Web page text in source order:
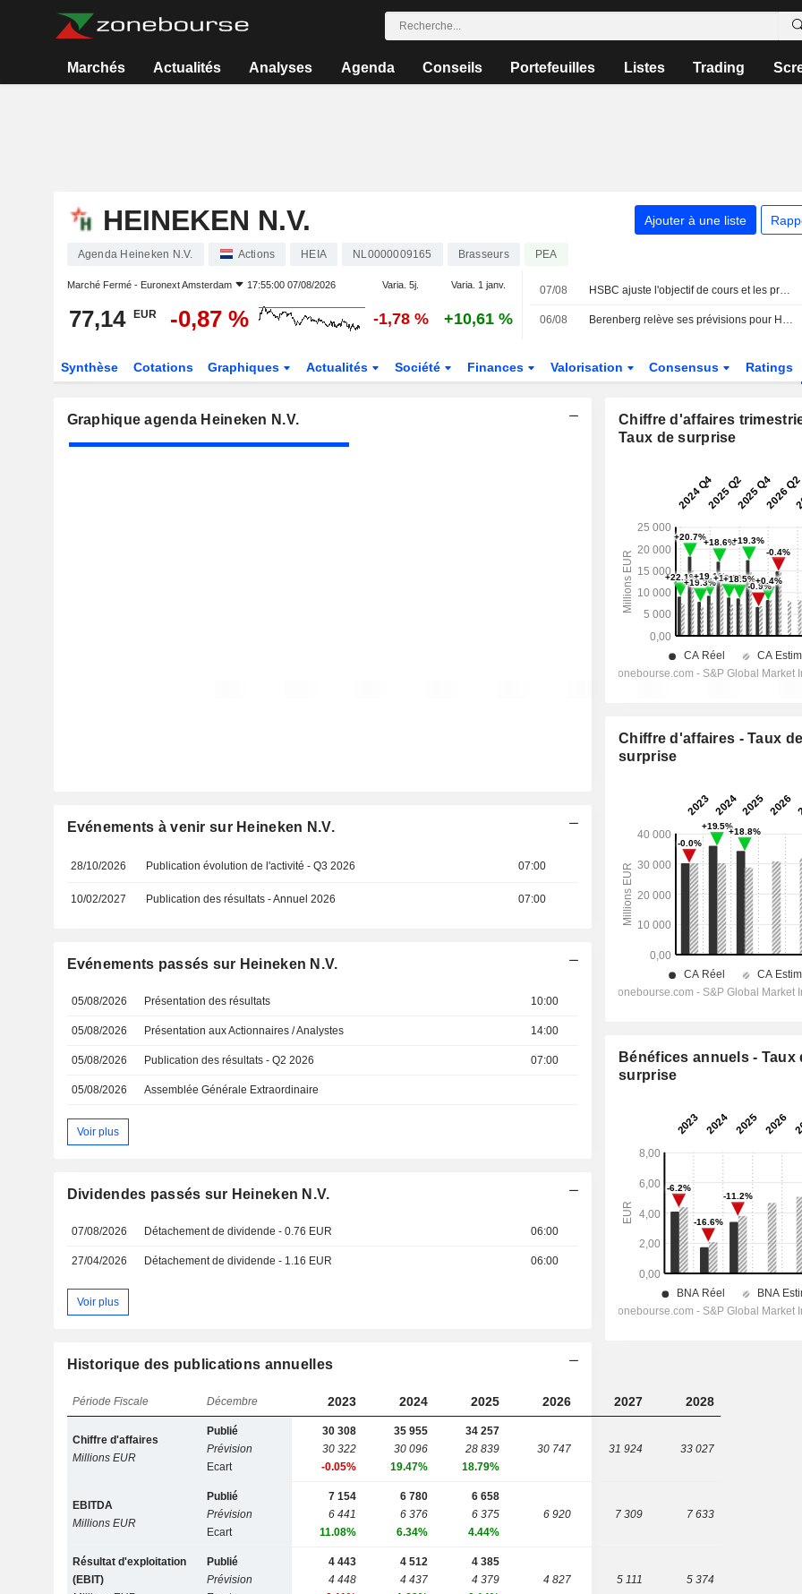
Marchés Actualités Analyses Agenda Conseils Portefeuilles Listes Trading
HEINEKEN N.V. Ajouter à une liste
Agenda Heineken N.V. Actions HEIA NL0000009165 Brasseurs PEA
Marché Fermé - Euronext Amsterdam 17:55:00 07/08/2026 Varia. 5j. Varia. 1 janv.
77,14 EUR -0,87 % -1,78 % +10,61 %
07/08 HSBC ajuste l'objectif de cours et les prévisions de Heineken face à l'amélioration des conditions opérationnelles ; recommandation d'achat maintenue
06/08 Berenberg relève ses prévisions pour Heineken après une croissance organique supérieure aux attentes au premier semestre ; recommandation d'achat maintenue
Synthèse Cotations Graphiques Actualités Société Finances Valorisation Consensus Ratings
Graphique agenda Heineken N.V.
Evénements à venir sur Heineken N.V.
28/10/2026 Publication évolution de l'activité - Q3 2026 07:00
10/02/2027 Publication des résultats - Annuel 2026 07:00
Evénements passés sur Heineken N.V.
05/08/2026 Présentation des résultats 10:00
05/08/2026 Présentation aux Actionnaires / Analystes 14:00
05/08/2026 Publication des résultats - Q2 2026 07:00
05/08/2026 Assemblée Générale Extraordinaire
Voir plus
Dividendes passés sur Heineken N.V.
07/08/2026 Détachement de dividende - 0.76 EUR 06:00
27/04/2026 Détachement de dividende - 1.16 EUR 06:00
Voir plus
Historique des publications annuelles
Période Fiscale Décembre 2023 2024 2025 2026 2027 2028
Chiffre d'affaires
Millions EUR
Publié
Prévision
Ecart
30 308
30 322
-0.05%
35 955
30 096
19.47%
34 257
28 839
18.79%
30 747 31 924 33 027
EBITDA
Millions EUR
Publié
Prévision
Ecart
7 154
6 441
11.08%
6 780
6 376
6.34%
6 658
6 375
4.44%
6 920 7 309 7 633
Résultat d'exploitation
(EBIT)
Publié
Prévision
4 443
4 448
4 512
4 437
4 385
4 379
4 827 5 111 5 374
Chiffre d'affaires
Taux de surprise
Chiffre d'affaires - Taux de
surprise
Bénéfices annuels - Taux
surprise